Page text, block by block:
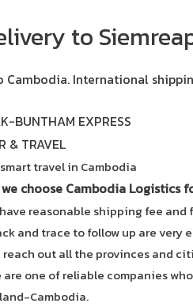
to
Cambodia. International
BUNTHAM EXPRESS
& TRAVEL
travel in Cambodia
choose Cambodia Logistics
have reasonable shipping fee and
and trace to follow up are very
reach out all the provinces and
are one of reliable companies
Cambodia.